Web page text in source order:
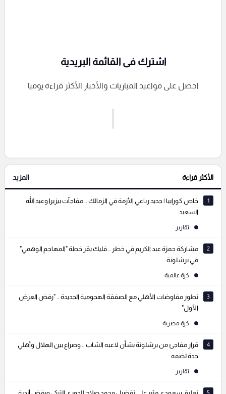
إرسال تعليق
التعليقات السابقة
اشترك فى القائمة البريدية
احصل على مواعيد المباريات والأخبار الأكثر قراءة يوميا
الأكثر قراءة المزيد
1
خاص كورابيا | جديد رباعي الأزمة في الزمالك .. مفاجآت بيزيرا وعبد الله
السعيد
تقارير
2
مشاركة حمزة عبد الكريم في خطر .. فليك يقر خطة "المهاجم الوهمي"
في برشلونة
كرة عالمية
3
تطور مفاوضات الأهلي مع الصفقة الهجومية الجديدة .. "رفض العرض
الأول"
كرة مصرية
4
قرار مفاجئ من برشلونة بشأن لاعبه الشاب .. وصراع بين الهلال وأهلي
جدة لضمه
تقارير
5 تعليق سعودي مثير على تفضيل محمد صلاح للدوري التركي ورفض أندية